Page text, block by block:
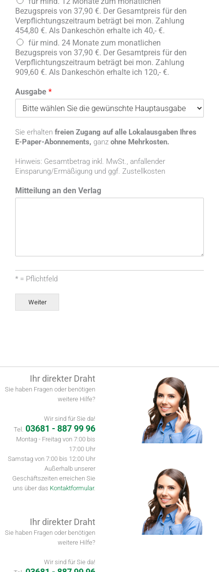
Bezugspreis von 37,90 €. Der Gesamtpreis für den
Verpflichtungszeitraum beträgt bei mon. Zahlung
454,80 €. Als Dankeschön erhalte ich 40,- €.
für mind. 24 Monate zum monatlichen
Bezugspreis von 37,90 €. Der Gesamtpreis für den
Verpflichtungszeitraum beträgt bei mon. Zahlung
909,60 €. Als Dankeschön erhalte ich 120,- €.
Ausgabe *
Sie erhalten freien Zugang auf alle Lokalausgaben Ihres
E-Paper-Abonnements, ganz ohne Mehrkosten.
Hinweis: Gesamtbetrag inkl. MwSt., anfallender
Einsparung/Ermäßigung und ggf. Zustellkosten
Mitteilung an den Verlag
* = Pflichtfeld
Weiter
Ihr direkter Draht
Sie haben Fragen oder benötigen
weitere Hilfe?
Wir sind für Sie da!
Tel.
03681 - 887 99 96
Montag - Freitag von 7:00 bis
17:00 Uhr
Samstag von 7:00 bis 12:00 Uhr
Außerhalb unserer
Geschäftszeiten erreichen Sie
uns über das Kontaktformular.
Ihr direkter Draht
Sie haben Fragen oder benötigen
weitere Hilfe?
Wir sind für Sie da!